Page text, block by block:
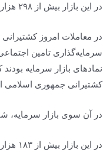
در این بازار بیش از ۲۹۸ هزار معامله به ارزشی بالغ بر ۴۷ هزار و ۵۲۷ میلیارد ریال انجام شد.
در معاملات امروز
سرمایه‌گذاری تامین
نماد‌های بازار سرمایه
کشتیرانی جمهوری اسلامی
در آن سوی بازار سرمایه، شاخص کل فرابورس نیز با
در این بازار بیش از ۱۸۳ هزار معامله انجام شد که بیشتر از ۶۸ هزار و ۵۲۰ میلیارد ریال ارزش داشت.